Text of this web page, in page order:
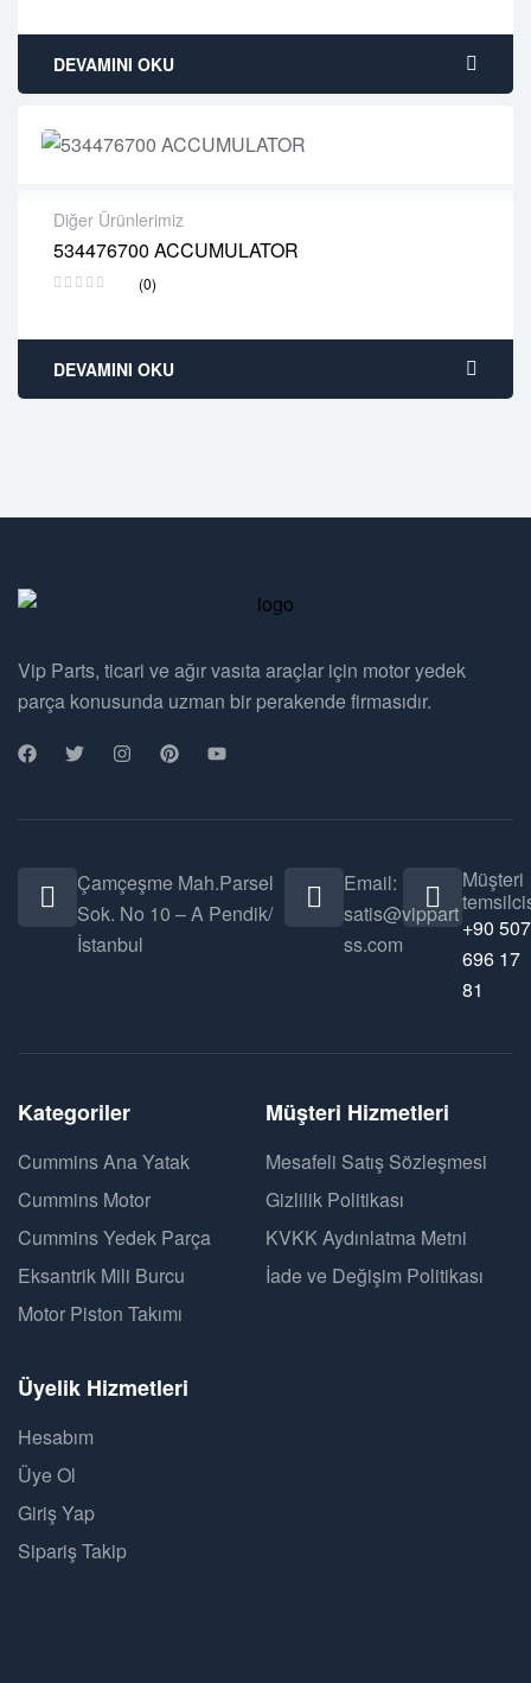
DEVAMINI OKU
Diğer Ürünlerimiz
534476700 ACCUMULATOR
(0)
2 years warranty
Delivery time: 1-2 business days
DEVAMINI OKU
Vip Parts, ticari ve ağır vasıta araçlar için motor yedek
parça konusunda uzman bir perakende firmasıdır.
Çamçeşme Mah.Parsel
Sok. No 10 – A Pendik/
İstanbul
Email:
satis@vippart
ss.com
Müşteri
+90 507
696 17
81
Kategoriler
Cummins Ana Yatak
Cummins Motor
Cummins Yedek Parça
Eksantrik Mili Burcu
Motor Piston Takımı
Müşteri Hizmetleri
Mesafeli Satış Sözleşmesi
Gizlilik Politikası
KVKK Aydınlatma Metni
İade ve Değişim Politikası
Üyelik Hizmetleri
Hesabım
Üye Ol
Giriş Yap
Sipariş Takip